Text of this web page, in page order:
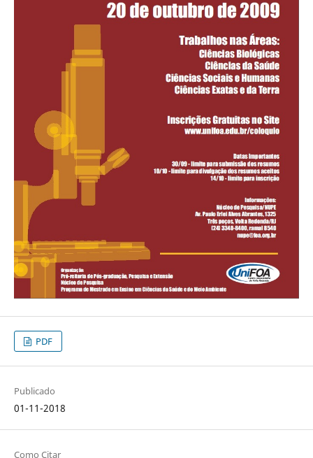
PDF
Publicado
01-11-2018
Como Citar